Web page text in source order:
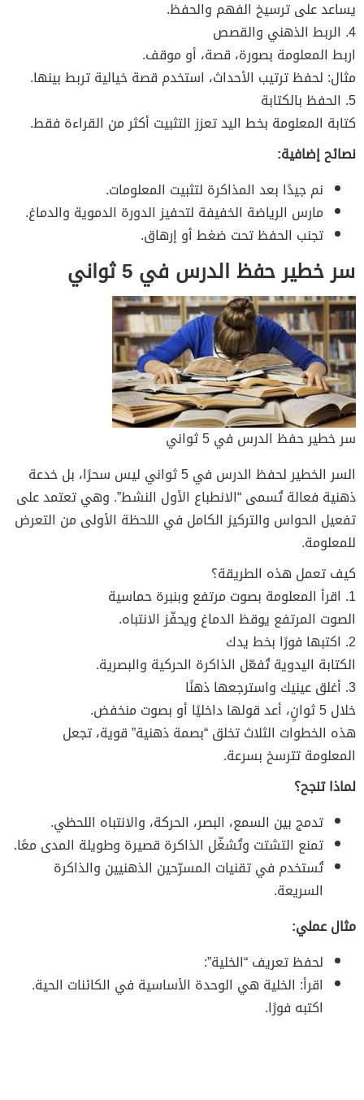
يساعد على ترسيخ الفهم والحفظ.
4. الربط الذهني والقصص
اربط المعلومة بصورة، قصة، أو موقف.
مثال: لحفظ ترتيب الأحداث، استخدم قصة خيالية تربط بينها.
5. الحفظ بالكتابة
كتابة المعلومة بخط اليد تعزز التثبيت أكثر من القراءة فقط.
نصائح إضافية:
نم جيدًا بعد المذاكرة لتثبيت المعلومات.
مارس الرياضة الخفيفة لتحفيز الدورة الدموية والدماغ.
تجنب الحفظ تحت ضغط أو إرهاق.
سر خطير حفظ الدرس في 5 ثواني
سر خطير حفظ الدرس في 5 ثواني
السر الخطير لحفظ الدرس في 5 ثواني ليس سحرًا، بل خدعة
ذهنية فعالة تُسمى “الانطباع الأول النشط”. وهي تعتمد على
تفعيل الحواس والتركيز الكامل في اللحظة الأولى من التعرض
للمعلومة.
كيف تعمل هذه الطريقة؟
1. اقرأ المعلومة بصوت مرتفع وبنبرة حماسية
الصوت المرتفع يوقظ الدماغ ويحفّز الانتباه.
2. اكتبها فورًا بخط يدك
الكتابة اليدوية تُفعّل الذاكرة الحركية والبصرية.
3. أغلق عينيك واسترجعها ذهنًا
خلال 5 ثوانٍ، أعد قولها داخليًا أو بصوت منخفض.
هذه الخطوات الثلاث تخلق “بصمة ذهنية” قوية، تجعل
المعلومة تترسخ بسرعة.
لماذا تنجح؟
تدمج بين السمع، البصر، الحركة، والانتباه اللحظي.
تمنع التشتت وتُشغّل الذاكرة قصيرة وطويلة المدى معًا.
تُستخدم في تقنيات المسرّحين الذهنيين والذاكرة
السريعة.
مثال عملي:
لحفظ تعريف “الخلية”:
اقرأ: الخلية هي الوحدة الأساسية في الكائنات الحية.
اكتبه فورًا.